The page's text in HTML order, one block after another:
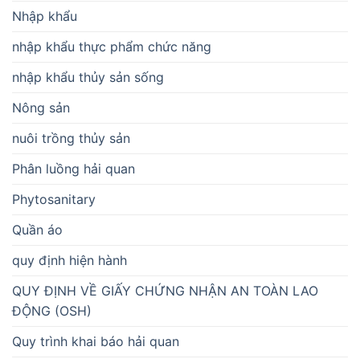
Nhập khẩu
nhập khẩu thực phẩm chức năng
nhập khẩu thủy sản sống
Nông sản
nuôi trồng thủy sản
Phân luồng hải quan
Phytosanitary
Quần áo
quy định hiện hành
QUY ĐỊNH VỀ GIẤY CHỨNG NHẬN AN TOÀN LAO
ĐỘNG (OSH)
Quy trình khai báo hải quan